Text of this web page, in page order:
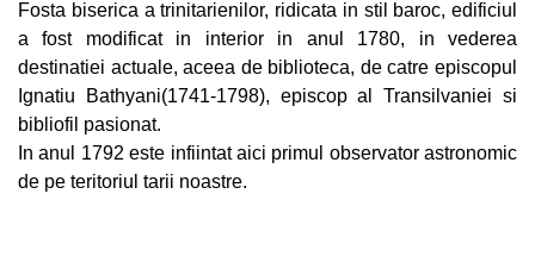
Fosta biserica a trinitarienilor, ridicata in stil baroc, edificiul
a fost modificat in interior in anul 1780, in vederea
destinatiei actuale, aceea de biblioteca, de catre episcopul
Ignatiu Bathyani(1741-1798), episcop al Transilvaniei si
bibliofil pasionat.
In anul 1792 este infiintat aici primul observator astronomic
de pe teritoriul tarii noastre.